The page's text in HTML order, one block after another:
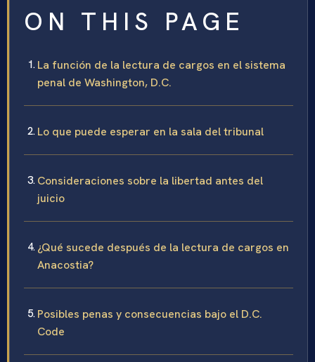
ON THIS PAGE
La función de la lectura de cargos en el sistema
penal de Washington, D.C.
Lo que puede esperar en la sala del tribunal
Consideraciones sobre la libertad antes del
juicio
¿Qué sucede después de la lectura de cargos en
Anacostia?
Posibles penas y consecuencias bajo el D.C.
Code